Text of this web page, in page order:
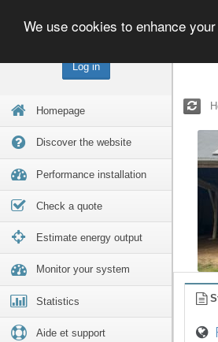
Log in
Homepage
Discover the website
Performance installation
Check a quote
Estimate energy output
Monitor your system
Statistics
Aide et support
We use cookies to enhance